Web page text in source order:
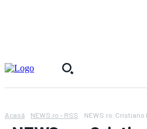
Acasă NEWS.ro - RSS NEWS.ro: